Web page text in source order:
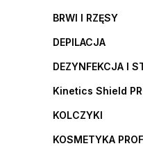
BRWI I RZĘSY
DEPILACJA
DEZYNFEKCJA I
Kinetics Shield
KOLCZYKI
KOSMETYKA